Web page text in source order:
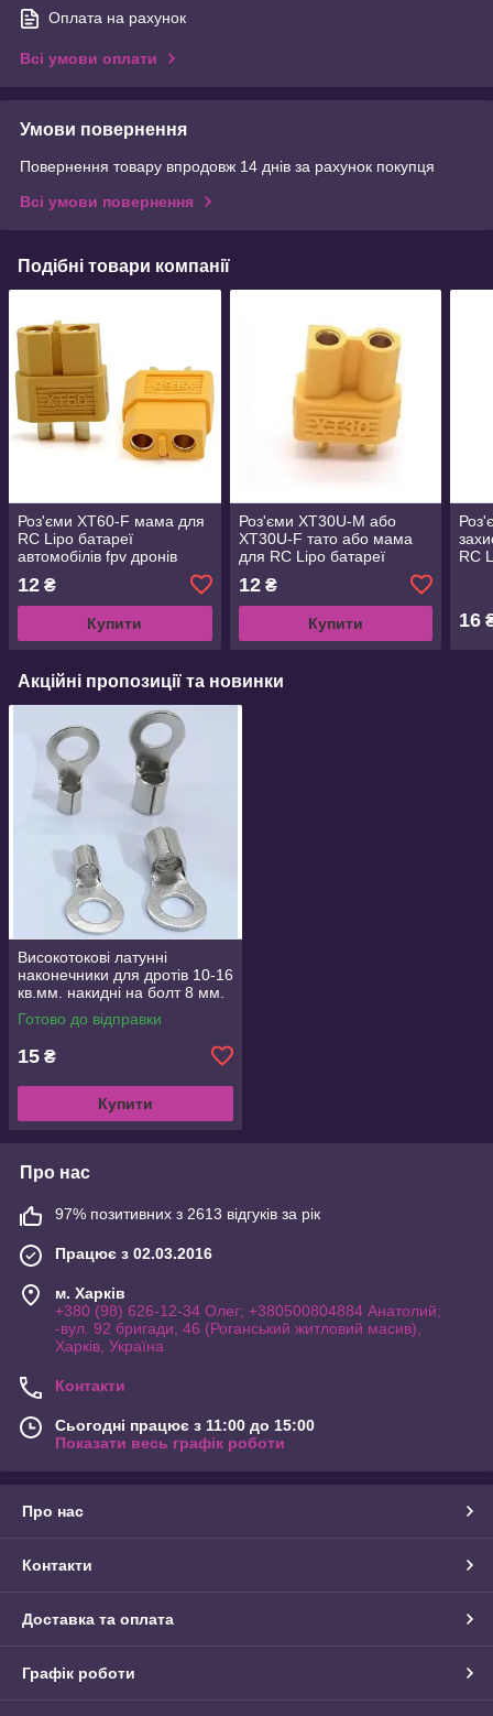
Оплата на рахунок
Всі умови оплати
Умови повернення
Повернення товару впродовж 14 днів за рахунок покупця
Всі умови повернення
Подібні товари компанії
Роз'єми XT60-F мама для
RC Lipo батареї
автомобілів fpv дронів
12 ₴
Купити
Роз'єми XT30U-M або
XT30U-F тато або мама
для RC Lipo батареї
літаків
12₴
Купити
RC
16
Акційні пропозиції та новинки
Високотокові латунні
наконечники для дротів 10-16
кв.мм. накидні на болт 8 мм.
Готово до відправки
15 ₴
Купити
Про нас
97% позитивних з 2613 відгуків за рік
Працює з 02.03.2016
м. Харків
+380 (98) 626-12-34 Олег; +380500804884 Анатолий;
-вул. 92 бригади, 46 (Роганський житловий масив),
Харків, Україна
Контакти
Сьогодні працює з 11:00 до 15:00
Показати весь графік роботи
Про нас
Контакти
Доставка та оплата
Графік роботи